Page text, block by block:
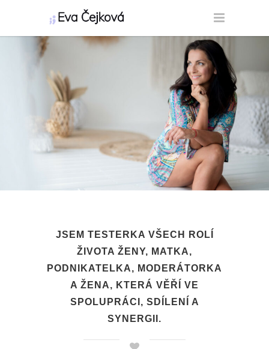
JSEM TESTERKA VŠECH ROLÍ
ŽIVOTA ŽENY, MATKA,
PODNIKATELKA, MODERÁTORKA
A ŽENA, KTERÁ VĚŘÍ VE
SPOLUPRÁCI, SDÍLENÍ A
SYNERGII.